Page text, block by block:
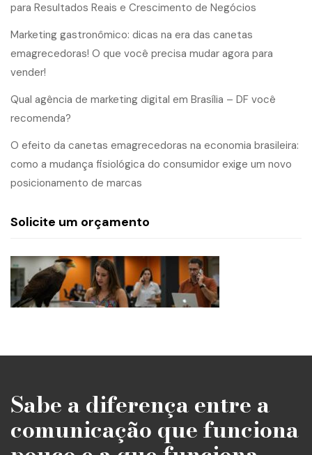
para Resultados Reais e Crescimento de Negócios
Marketing gastronômico: dicas na era das canetas
emagrecedoras! O que você precisa mudar agora para
vender!
Qual agência de marketing digital em Brasília – DF você
recomenda?
O efeito da canetas emagrecedoras na economia brasileira:
como a mudança fisiológica do consumidor exige um novo
posicionamento de marcas
Solicite um orçamento
Sabe a diferença entre a
comunicação que funciona